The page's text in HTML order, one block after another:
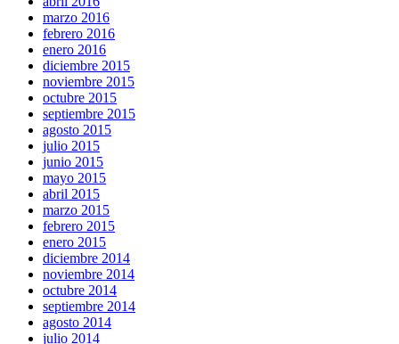
marzo 2016
febrero 2016
enero 2016
diciembre 2015
noviembre 2015
octubre 2015
septiembre 2015
agosto 2015
julio 2015
junio 2015
mayo 2015
abril 2015
marzo 2015
febrero 2015
enero 2015
diciembre 2014
noviembre 2014
octubre 2014
septiembre 2014
agosto 2014
julio 2014